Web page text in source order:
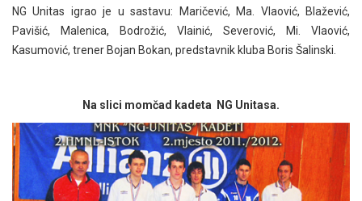
NG Unitas igrao je u sastavu: Maričević, Ma. Vlaović, Blažević,
Pavišić, Malenica, Bodrožić, Vlainić, Severović, Mi. Vlaović,
Kasumović, trener Bojan Bokan, predstavnik kluba Boris Šalinski.
Na slici momčad kadeta NG Unitasa.